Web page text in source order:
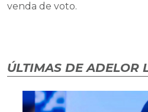
venda de voto.
ÚLTIMAS DE ADELOR